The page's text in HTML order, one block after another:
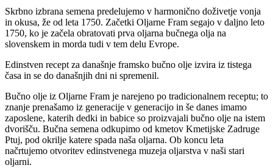
Skrbno izbrana semena predelujemo v harmonično doživetje vonja
in okusa, že od leta 1750. Začetki Oljarne Fram segajo v daljno leto
1750, ko je začela obratovati prva oljarna bučnega olja na
slovenskem in morda tudi v tem delu Evrope.
Edinstven recept za današnje framsko bučno olje izvira iz tistega
časa in se do današnjih dni ni spremenil.
Bučno olje iz Oljarne Fram je narejeno po tradicionalnem receptu; to
znanje prenašamo iz generacije v generacijo in še danes imamo
zaposlene, katerih dedki in babice so proizvajali bučno olje na istem
dvorišču. Bučna semena odkupimo od kmetov Kmetijske Zadruge
Ptuj, pod okrilje katere spada naša oljarna. Ob koncu leta
načrtujemo otvoritev edinstvenega muzeja oljarstva v naši stari
oljarni.